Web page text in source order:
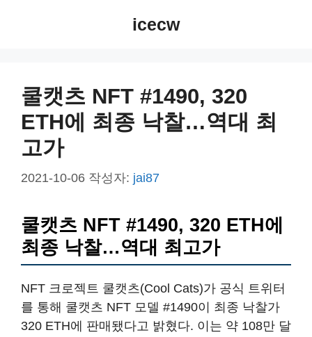
icecw
쿨캣츠 NFT #1490, 320
ETH에 최종 낙찰…역대 최
고가
2021-10-06 작성자: jai87
쿨캣츠 NFT #1490, 320 ETH에
최종 낙찰…역대 최고가
NFT 크로젝트 쿨캣츠(Cool Cats)가 공식 트위터
를 통해 쿨캣츠 NFT 모델 #1490이 최종 낙찰가
320 ETH에 판매됐다고 밝혔다. 이는 약 108만 달